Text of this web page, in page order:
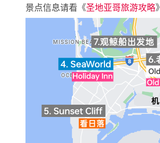
景点信息请看《圣地亚哥旅游攻略》